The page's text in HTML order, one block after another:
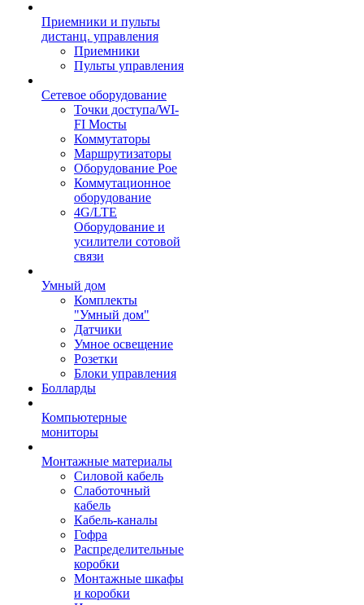
Приемники и пульты
дистанц. управления
Приемники
Пульты управления
Сетевое оборудование
Точки доступа/WI-
FI Мосты
Коммутаторы
Маршрутизаторы
Оборудование Poe
Коммутационное
оборудование
4G/LTE
Оборудование и
усилители сотовой
связи
Умный дом
Комплекты
"Умный дом"
Датчики
Умное освещение
Розетки
Блоки управления
Болларды
Компьютерные
мониторы
Монтажные материалы
Силовой кабель
Слаботочный
кабель
Кабель-каналы
Гофра
Распределительные
коробки
Монтажные шкафы
и коробки